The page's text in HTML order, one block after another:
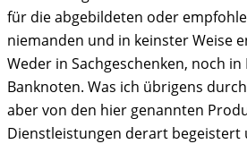
für die abgebildeten oder
niemanden und in keinster Weise
Weder in Sachgeschenken, noch
Banknoten. Was ich übrigens
aber von den hier genannten
Dienstleistungen derart begeistert